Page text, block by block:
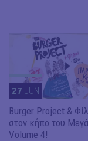
27 JUN
Burger Project &
στον κήπο του
Volume 4!